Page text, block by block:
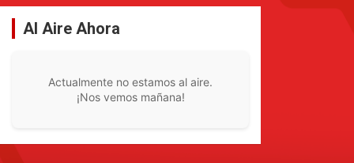
Saltar
contenido
Al Aire Ahora
Actualmente no estamos al aire.
¡Nos vemos mañana!